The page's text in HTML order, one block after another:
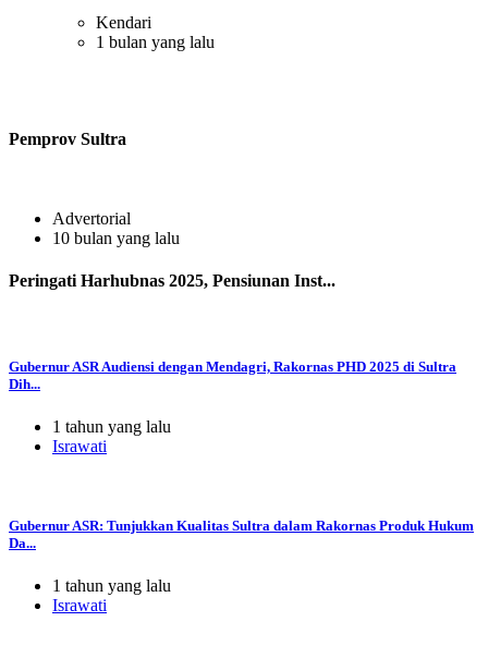
Kendari
1 bulan yang lalu
Pemprov Sultra
Advertorial
10 bulan yang lalu
Peringati Harhubnas 2025, Pensiunan Inst...
Gubernur ASR Audiensi dengan Mendagri, Rakornas PHD 2025 di Sultra
Dih...
1 tahun yang lalu
Israwati
Gubernur ASR: Tunjukkan Kualitas Sultra dalam Rakornas Produk Hukum
Da...
1 tahun yang lalu
Israwati